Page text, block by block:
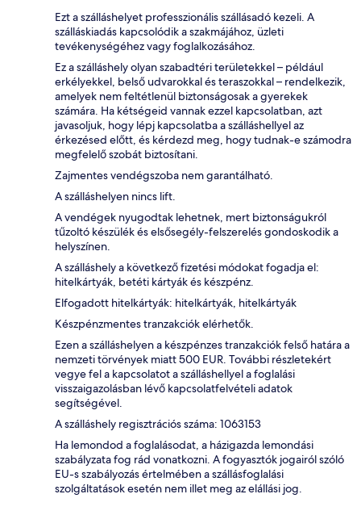
Ezt a szálláshelyet professzionális szállásadó kezeli. A
szálláskiadás kapcsolódik a szakmájához, üzleti
tevékenységéhez vagy foglalkozásához.
Ez a szálláshely olyan szabadtéri területekkel – például
erkélyekkel, belső udvarokkal és teraszokkal – rendelkezik,
amelyek nem feltétlenül biztonságosak a gyerekek
számára. Ha kétségeid vannak ezzel kapcsolatban, azt
javasoljuk, hogy lépj kapcsolatba a szálláshellyel az
érkezésed előtt, és kérdezd meg, hogy tudnak-e számodra
megfelelő szobát biztosítani.
Zajmentes vendégszoba nem garantálható.
A szálláshelyen nincs lift.
A vendégek nyugodtak lehetnek, mert biztonságukról
tűzoltó készülék és elsősegély-felszerelés gondoskodik a
helyszínen.
A szálláshely a következő fizetési módokat fogadja el:
hitelkártyák, betéti kártyák és készpénz.
Elfogadott hitelkártyák: hitelkártyák, hitelkártyák
Készpénzmentes tranzakciók elérhetők.
Ezen a szálláshelyen a készpénzes tranzakciók felső határa a
nemzeti törvények miatt 500 EUR. További részletekért
vegye fel a kapcsolatot a szálláshellyel a foglalási
visszaigazolásban lévő kapcsolatfelvételi adatok
segítségével.
A szálláshely regisztrációs száma: 1063153
Ha lemondod a foglalásodat, a házigazda lemondási
szabályzata fog rád vonatkozni. A fogyasztók jogairól szóló
EU-s szabályozás értelmében a szállásfoglalási
szolgáltatások esetén nem illet meg az elállási jog.